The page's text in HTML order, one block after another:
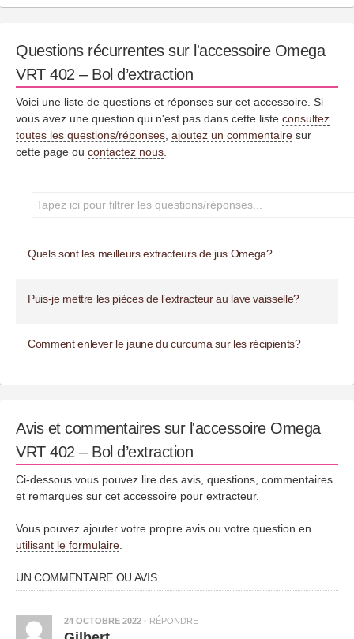
Questions récurrentes sur l'accessoire Omega
VRT 402 – Bol d’extraction
Voici une liste de questions et réponses sur cet accessoire. Si
vous avez une question qui n'est pas dans cette liste consultez
toutes les questions/réponses ajoutez un commentaire sur
cette page ou contactez nous
Quels sont les meilleurs extracteurs de jus Omega?
Puis-je mettre les pièces de l’extracteur au lave vaisselle?
Comment enlever le jaune du curcuma sur les récipients?
Avis et commentaires sur l'accessoire Omega
VRT 402 – Bol d’extraction
Ci-dessous vous pouvez lire des avis, questions, commentaires
et remarques sur cet accessoire pour extracteur.
Vous pouvez ajouter votre propre avis ou votre question en
utilisant le formulaire
UN COMMENTAIRE OU AVIS
24 OCTOBRE 2022 · RÉPONDRE